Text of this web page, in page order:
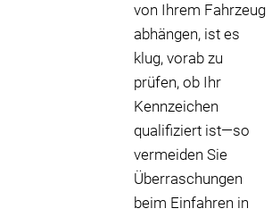
von Ihrem Fahrzeug
abhängen, ist es
klug, vorab zu
prüfen, ob Ihr
Kennzeichen
qualifiziert ist—so
vermeiden Sie
Überraschungen
beim Einfahren in